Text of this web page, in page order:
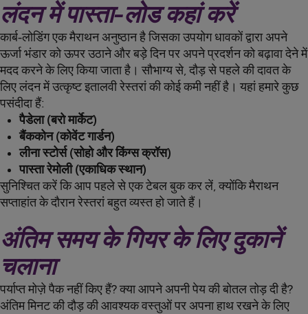
लंदन में पास्ता-लोड कहां करें
कार्ब-लोडिंग एक मैराथन अनुष्ठान है जिसका उपयोग धावकों द्वारा अपने
ऊर्जा भंडार को ऊपर उठाने और बड़े दिन पर अपने प्रदर्शन को बढ़ावा देने में
मदद करने के लिए किया जाता है। सौभाग्य से, दौड़ से पहले की दावत के
लिए लंदन में उत्कृष्ट इतालवी रेस्तरां की कोई कमी नहीं है। यहां हमारे कुछ
पसंदीदा हैं:
पैडेला (बरो मार्केट)
बैंककोन (कोवेंट गार्डन)
लीना स्टोर्स (सोहो और किंग्स क्रॉस)
पास्ता रेमोली (एकाधिक स्थान)
सुनिश्चित करें कि आप पहले से एक टेबल बुक कर लें, क्योंकि मैराथन
सप्ताहांत के दौरान रेस्तरां बहुत व्यस्त हो जाते हैं।
अंतिम समय के गियर के लिए दुकानें
चलाना
पर्याप्त मोज़े पैक नहीं किए हैं? क्या आपने अपनी पेय की बोतल तोड़ दी है?
अंतिम मिनट की दौड़ की आवश्यक वस्तुओं पर अपना हाथ रखने के लिए